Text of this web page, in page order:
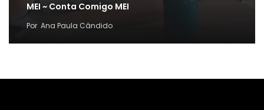
MEI ~ Conta Comigo MEI
Por Ana Paula Cândido